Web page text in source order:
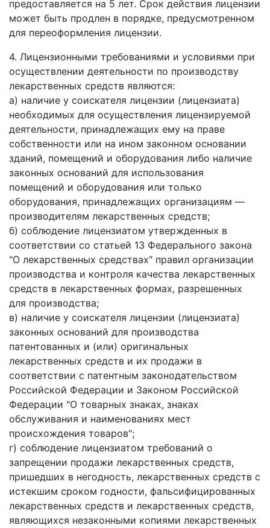
предоставляется на 5 лет. Срок действия лицензии
может быть продлен в порядке, предусмотренном
для переоформления лицензии.
4. Лицензионными требованиями и условиями при
осуществлении деятельности по производству
лекарственных средств являются:
а) наличие у соискателя лицензии (лицензиата)
необходимых для осуществления лицензируемой
деятельности, принадлежащих ему на праве
собственности или на ином законном основании
зданий, помещений и оборудования либо наличие
законных оснований для использования
помещений и оборудования или только
оборудования, принадлежащих организациям —
производителям лекарственных средств;
б) соблюдение лицензиатом утвержденных в
соответствии со статьей 13 Федерального закона
"О лекарственных средствах" правил организации
производства и контроля качества лекарственных
средств в лекарственных формах, разрешенных
для производства;
в) наличие у соискателя лицензии (лицензиата)
законных оснований для производства
патентованных и (или) оригинальных
лекарственных средств и их продажи в
соответствии с патентным законодательством
Российской Федерации и Законом Российской
Федерации "О товарных знаках, знаках
обслуживания и наименованиях мест
происхождения товаров";
г) соблюдение лицензиатом требований о
запрещении продажи лекарственных средств,
пришедших в негодность, лекарственных средств с
истекшим сроком годности, фальсифицированных
лекарственных средств и лекарственных средств,
являющихся незаконными копиями лекарственных